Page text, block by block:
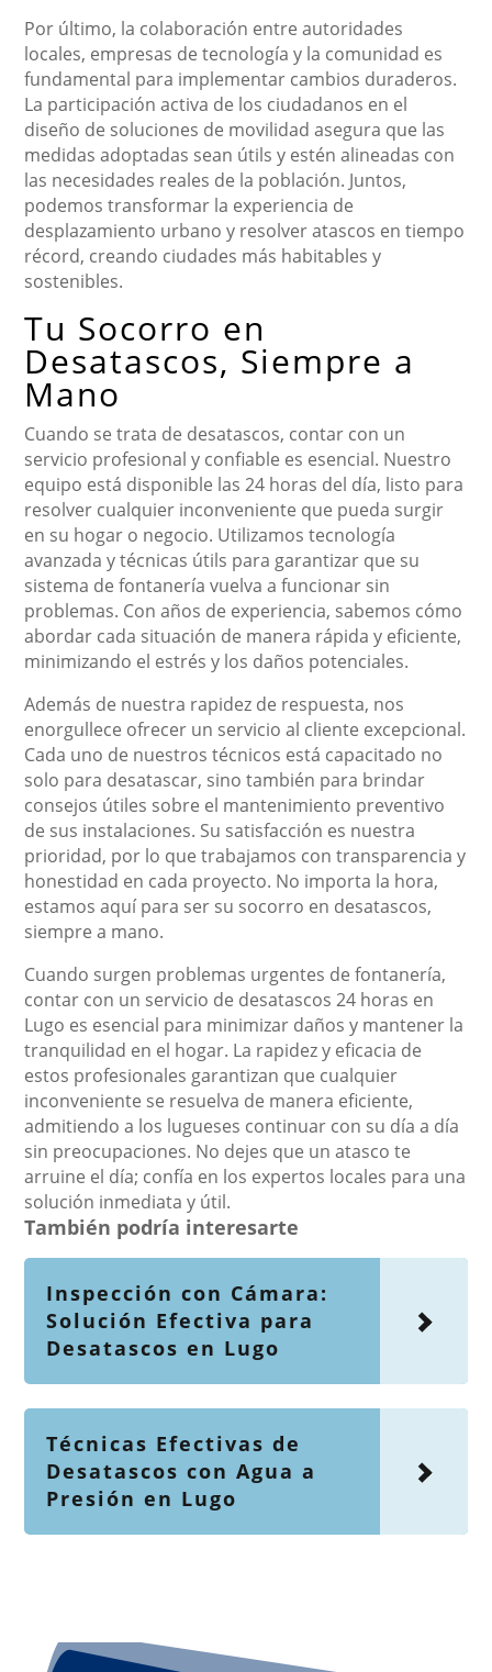
Por último, la colaboración entre autoridades
locales, empresas de tecnología y la comunidad es
fundamental para implementar cambios duraderos.
La participación activa de los ciudadanos en el
diseño de soluciones de movilidad asegura que las
medidas adoptadas sean útils y estén alineadas con
las necesidades reales de la población. Juntos,
podemos transformar la experiencia de
desplazamiento urbano y resolver atascos en tiempo
récord, creando ciudades más habitables y
sostenibles.
Tu Socorro en
Desatascos, Siempre a
Mano
Cuando se trata de desatascos, contar con un
servicio profesional y confiable es esencial. Nuestro
equipo está disponible las 24 horas del día, listo para
resolver cualquier inconveniente que pueda surgir
en su hogar o negocio. Utilizamos tecnología
avanzada y técnicas útils para garantizar que su
sistema de fontanería vuelva a funcionar sin
problemas. Con años de experiencia, sabemos cómo
abordar cada situación de manera rápida y eficiente,
minimizando el estrés y los daños potenciales.
Además de nuestra rapidez de respuesta, nos
enorgullece ofrecer un servicio al cliente excepcional.
Cada uno de nuestros técnicos está capacitado no
solo para desatascar, sino también para brindar
consejos útiles sobre el mantenimiento preventivo
de sus instalaciones. Su satisfacción es nuestra
prioridad, por lo que trabajamos con transparencia y
honestidad en cada proyecto. No importa la hora,
estamos aquí para ser su socorro en desatascos,
siempre a mano.
Cuando surgen problemas urgentes de fontanería,
contar con un servicio de desatascos 24 horas en
Lugo es esencial para minimizar daños y mantener la
tranquilidad en el hogar. La rapidez y eficacia de
estos profesionales garantizan que cualquier
inconveniente se resuelva de manera eficiente,
admitiendo a los lugueses continuar con su día a día
sin preocupaciones. No dejes que un atasco te
arruine el día; confía en los expertos locales para una
solución inmediata y útil.
También podría interesarte
Inspección con Cámara:
Solución Efectiva para
Desatascos en Lugo
Técnicas Efectivas de
Desatascos con Agua a
Presión en Lugo